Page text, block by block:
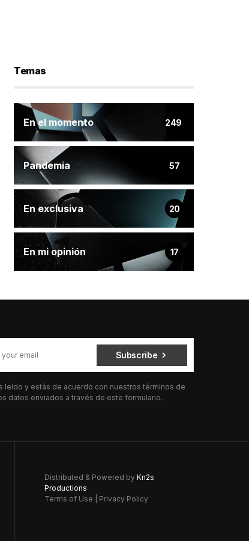
Temas
En el momento 249
Pandemia 57
En exclusiva 20
En mi opinión 17
Subscribe
leído y estás de acuerdo con nuestros términos de
datos enviados a través de este formulario.
Distributed & Powered by Kn2s
Productions
Terms of Use
Privacy Policy